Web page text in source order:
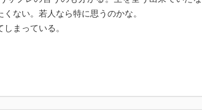
由だ」（サブレ）
ない。若人なら特に思うのかな。
まっている。
かと思っていたけど、やはり恋愛小説だった。
はいい関係だな。不思議とそれが成り立っている
らないが、気持ち悪くもない。